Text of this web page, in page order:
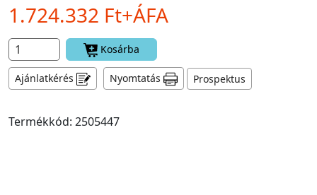
1.724.332 Ft+ÁFA
Kosárba
Ajánlatkérés Nyomtatás Prospektus
Termékkód: 2505447